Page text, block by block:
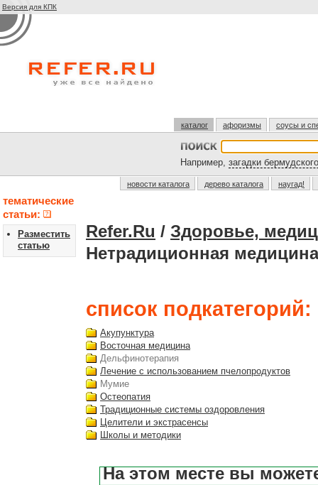
Версия для КПК
каталог афоризмы соусы и
Например, загадки
новости каталога дерево каталога наугад!
тематические
статьи:
Разместить
статью
Refer.Ru / Здоровье,
Нетрадиционная
список подкатегорий:
Акупунктура
Восточная медицина
Дельфинотерапия
Лечение с использованием пчелопродуктов
Мумие
Остеопатия
Традиционные системы оздоровления
Целители и экстрасенсы
Школы и методики
На этом месте вы